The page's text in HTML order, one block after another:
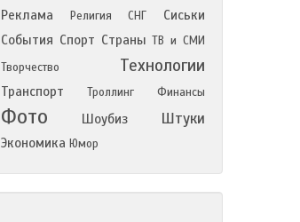
Реклама Религия СНГ
Сиськи
События Спорт Страны ТВ и СМИ
Творчество
Технологии
Транспорт Троллинг Финансы
Фото Шоубиз Штуки
Экономика Юмор